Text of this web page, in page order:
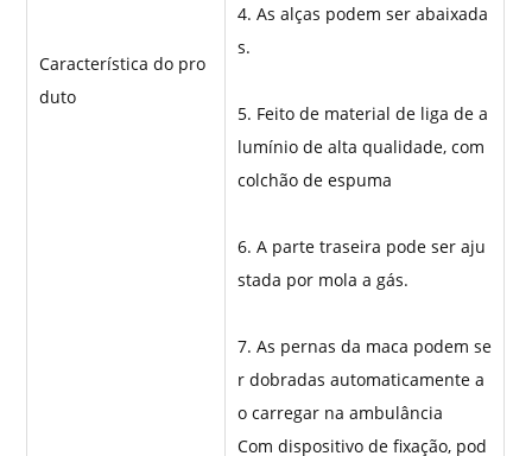
Característica do pro
duto
4. As alças podem ser abaixada
s.
5. Feito de material de liga de a
lumínio de alta qualidade, com
colchão de espuma
6. A parte traseira pode ser aju
stada por mola a gás.
7. As pernas da maca podem se
r dobradas automaticamente a
o carregar na ambulância
Com dispositivo de fixação, pod